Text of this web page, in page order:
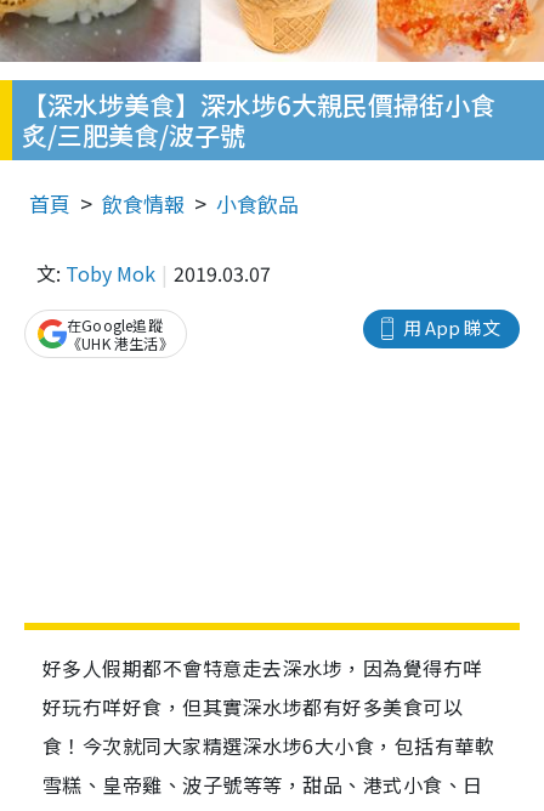
【深水埗美食】深水埗6大親民價掃街小食
炙/三肥美食/波子號
首頁 飲食情報 小食飲品
文: Toby Mok 2019.03.07
用 App 睇文
在Google追蹤
《UHK 港生活》
好多人假期都不會特意走去深水埗，因為覺得冇咩
好玩冇咩好食，但其實深水埗都有好多美食可以
食！今次就同大家精選深水埗6大小食，包括有華軟
雪糕、皇帝雞、波子號等等，甜品、港式小食、日